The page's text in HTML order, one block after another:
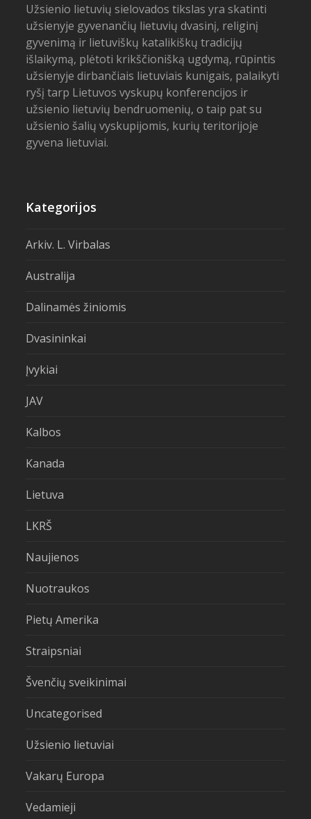
Užsienio lietuvių sielovados tikslas yra skatinti
užsienyje gyvenančių lietuvių dvasinį, religinį
gyvenimą ir lietuviškų katalikiškų tradicijų
išlaikymą, plėtoti krikščionišką ugdymą, rūpintis
užsienyje dirbančiais lietuviais kunigais, palaikyti
ryšį tarp Lietuvos vyskupų konferencijos ir
užsienio lietuvių bendruomenių, o taip pat su
užsienio šalių vyskupijomis, kurių teritorijoje
gyvena lietuviai.
Kategorijos
Arkiv. L. Virbalas
Australija
Dalinamės žiniomis
Dvasininkai
Įvykiai
JAV
Kalbos
Kanada
Lietuva
LKRŠ
Naujienos
Nuotraukos
Pietų Amerika
Straipsniai
Švenčių sveikinimai
Uncategorised
Užsienio lietuviai
Vakarų Europa
Vedamieji